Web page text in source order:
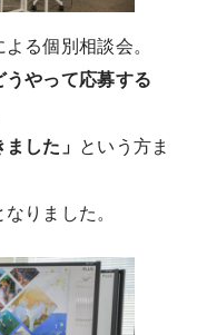
る個別相談会。
うやって応募する
した」 という方ま
りました。